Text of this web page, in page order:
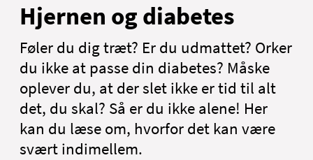
Hjernen og diabetes
Føler du dig træt? Er du udmattet? Orker
du ikke at passe din diabetes? Måske
oplever du, at der slet ikke er tid til alt
det, du skal? Så er du ikke alene! Her
kan du læse om, hvorfor det kan være
svært indimellem.